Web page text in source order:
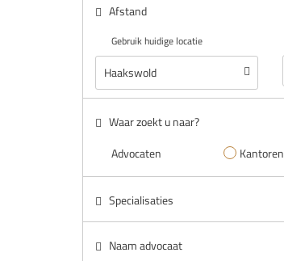
Afstand
Gebruik huidige locatie
Waar zoekt u naar?
Advocaten
Kantoren
Specialisaties
Naam advocaat